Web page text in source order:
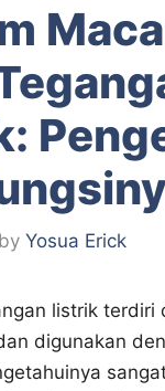
by Yosua Erick
listrik terdiri
digunakan